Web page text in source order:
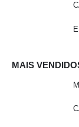
MAIS